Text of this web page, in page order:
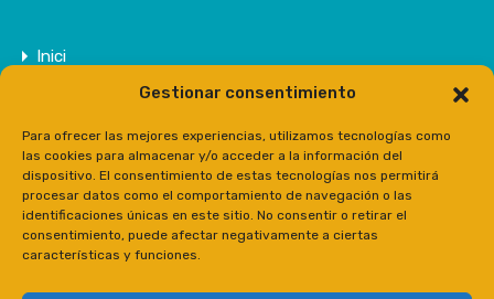
Gestionar consentimiento
Para ofrecer las mejores experiencias, utilizamos tecnologías como
las cookies para almacenar y/o acceder a la información del
dispositivo. El consentimiento de estas tecnologías nos permitirá
procesar datos como el comportamiento de navegación o las
identificaciones únicas en este sitio. No consentir o retirar el
consentimiento, puede afectar negativamente a ciertas
características y funciones.
Inici
Propietats
Contacte
Prensa